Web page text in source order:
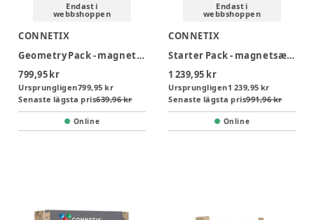
Endast i
webbshoppen
CONNETIX
Geometry Pack - magnetsæt 40 dele - pastel
799,95 kr
Ursprungligen799,95 kr
Senaste lägsta pris639,96 kr
Online
Endast i
webbshoppen
CONNETIX
Starter Pack - magnetsæt 64 dele - pastel
1 239,95 kr
Ursprungligen1 239,95 kr
Senaste lägsta pris991,96 kr
Online